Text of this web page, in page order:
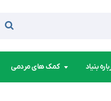
بنیاد کمک های مردمی